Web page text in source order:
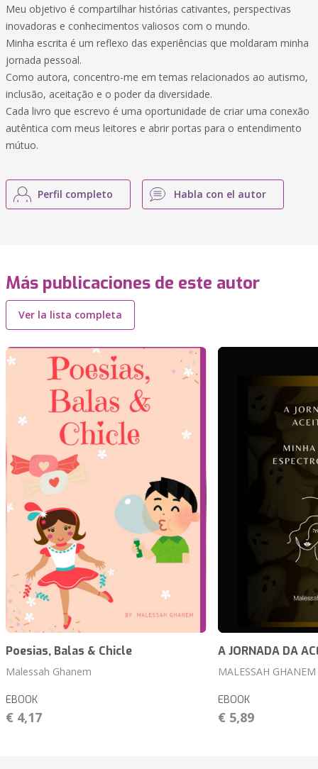
Meu objetivo é compartilhar histórias cativantes, perspectivas
inovadoras e conhecimentos valiosos com o mundo.
Minha escrita é um reflexo das experiências que moldaram minha
jornada pessoal.
Como autora, concentro-me em temas relacionados ao autismo,
inclusão, aceitação e o poder da diversidade.
Cada livro que escrevo é uma oportunidade de criar uma conexão
autêntica com meus leitores e abrir portas para o entendimento
mútuo.
Perfil completo Habla con el autor
Más publicaciones de este autor
Ver la lista completa
Poesias, Balas & Chicle
Malessah Ghanem
EBOOK
€ 4,17
A JORNADA DA
MALESSAH GHANEM
EBOOK
€ 5,89